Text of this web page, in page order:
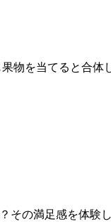
物を当てると合
その満足感を体験し